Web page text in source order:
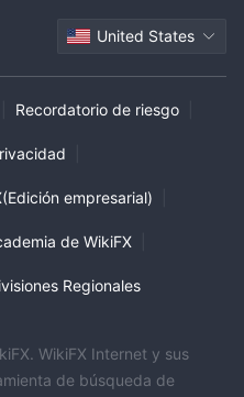
United States
Recordatorio de riesgo
empresarial)
de WikiFX
Regionales
WikiFX Internet y sus
de búsqueda de